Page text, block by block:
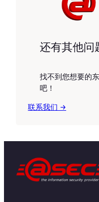
还有其他问
找不到您想要的
吧！
联系我们 →